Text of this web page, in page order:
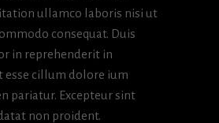
ullamco laboris nisi ut
consequat. Duis
in reprehenderit in
esse cillum dolore ium
pariatur. Excepteur sint
non proident.